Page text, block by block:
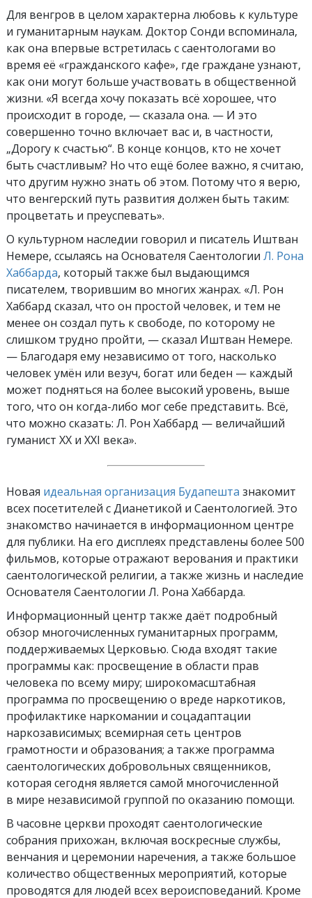
Для венгров в целом характерна любовь к культуре
и гуманитарным наукам. Доктор Сонди вспоминала,
как она впервые встретилась с саентологами во
время её «гражданского кафе», где граждане узнают,
как они могут больше участвовать в общественной
жизни. «Я всегда хочу показать всё хорошее, что
происходит в городе, — сказала она. — И это
совершенно точно включает вас и, в частности,
„Дорогу к счастью“. В конце концов, кто не хочет
быть счастливым? Но что ещё более важно, я считаю,
что другим нужно знать об этом. Потому что я верю,
что венгерский путь развития должен быть таким:
процветать и преуспевать».
О культурном наследии говорил и писатель Иштван
Немере, ссылаясь на Основателя Саентологии Л. Рона
Хаббарда, который также был выдающимся
писателем, творившим во многих жанрах. «Л. Рон
Хаббард сказал, что он простой человек, и тем не
менее он создал путь к свободе, по которому не
слишком трудно пройти, — сказал Иштван Немере.
— Благодаря ему независимо от того, насколько
человек умён или везуч, богат или беден — каждый
может подняться на более высокий уровень, выше
того, что он когда-либо мог себе представить. Всё,
что можно сказать: Л. Рон Хаббард — величайший
гуманист XX и XXI века».
Новая идеальная организация Будапешта знакомит
всех посетителей с Дианетикой и Саентологией. Это
знакомство начинается в информационном центре
для публики. На его дисплеях представлены более 500
фильмов, которые отражают верования и практики
саентологической религии, а также жизнь и наследие
Основателя Саентологии Л. Рона Хаббарда.
Информационный центр также даёт подробный
обзор многочисленных гуманитарных программ,
поддерживаемых Церковью. Сюда входят такие
программы как: просвещение в области прав
человека по всему миру; широкомасштабная
программа по просвещению о вреде наркотиков,
профилактике наркомании и соцадаптации
наркозависимых; всемирная сеть центров
грамотности и образования; а также программа
саентологических добровольных священников,
которая сегодня является самой многочисленной
в мире независимой группой по оказанию помощи.
В часовне церкви проходят саентологические
собрания прихожан, включая воскресные службы,
венчания и церемонии наречения, а также большое
количество общественных мероприятий, которые
проводятся для людей всех вероисповеданий. Кроме